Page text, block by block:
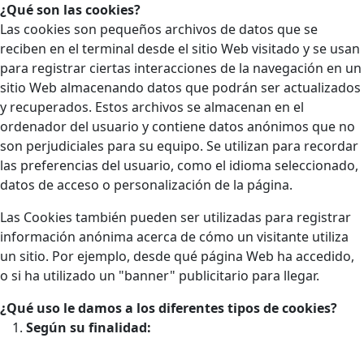
¿Qué son las cookies?
Las cookies son pequeños archivos de datos que se
reciben en el terminal desde el sitio Web visitado y se usan
para registrar ciertas interacciones de la navegación en un
sitio Web almacenando datos que podrán ser actualizados
y recuperados. Estos archivos se almacenan en el
ordenador del usuario y contiene datos anónimos que no
son perjudiciales para su equipo. Se utilizan para recordar
las preferencias del usuario, como el idioma seleccionado,
datos de acceso o personalización de la página.
Las Cookies también pueden ser utilizadas para registrar
información anónima acerca de cómo un visitante utiliza
un sitio. Por ejemplo, desde qué página Web ha accedido,
o si ha utilizado un "banner" publicitario para llegar.
¿Qué uso le damos a los diferentes tipos de cookies?
Según su finalidad: